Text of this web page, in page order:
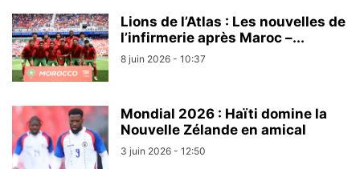
Lions de l’Atlas : Les nouvelles de
l’infirmerie après Maroc –...
8 juin 2026 - 10:37
Mondial 2026 : Haïti domine la
Nouvelle Zélande en amical
3 juin 2026 - 12:50